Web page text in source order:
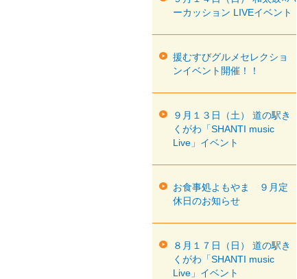
ーカッション LIVEイベント
援むすびグルメセレクショ
ンイベント開催！！
９月１３日（土） 道の駅き
くがわ「SHANTI music
Live」イベント
お食事処よもやま ９月定
休日のお知らせ
８月１７日（日） 道の駅き
くがわ「SHANTI music
Live」イベント